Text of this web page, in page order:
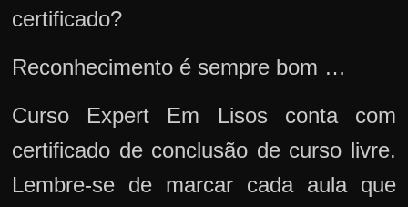
certificado?
Reconhecimento é sempre bom …
Curso Expert Em Lisos conta com
certificado de conclusão de curso livre.
Lembre-se de marcar cada aula que